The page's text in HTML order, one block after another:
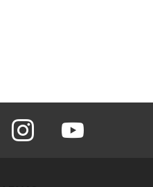
instagram youtube